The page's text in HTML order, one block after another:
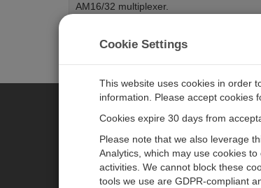
AM16/32 multiplexer.
Dataloggers
CAMPBELL SCIENTIFIC
Cookie Settings
This website uses cookies in order
information. Please accept cookies
Cookies expire 30 days from
Please note that we also leverage
Analytics, which may use cookies
activities. We cannot block these
tools we use are GDPR-compliant